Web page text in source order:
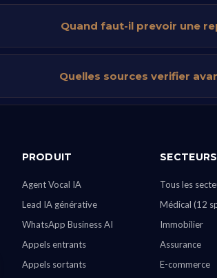
Quand faut-il prevoir une
Quelles sources verifier
PRODUIT
Agent Vocal IA
Lead IA générative
WhatsApp Business AI
Appels entrants
Appels sortants
SECTEURS
Tous les
Médical (12
Immobilier
Assurance
E-commerce